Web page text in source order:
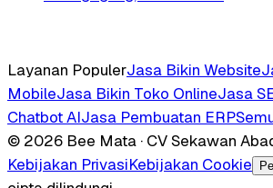
Layanan PopulerJasa Bikin Website
MobileJasa Bikin Toko OnlineJasa
Chatbot AIJasa Pembuatan ERP
© 2026 Bee Mata · CV Sekawan
Kebijakan PrivasiKebijakan Cookie